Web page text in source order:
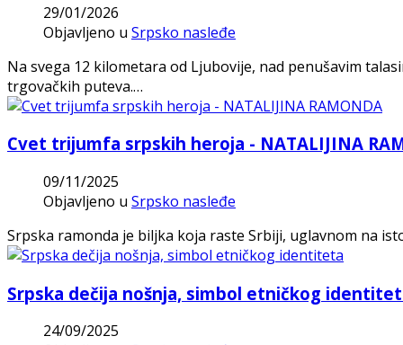
29/01/2026
Objavljeno u Srpsko nasleđe
Na svega 12 kilometara od Ljubovije, nad penušavim
trgovačkih puteva.…
Cvet trijumfa srpskih heroja - NATALIJINA
09/11/2025
Objavljeno u Srpsko nasleđe
Srpska ramonda je biljka koja raste Srbiji, uglavnom na
Srpska dečija nošnja, simbol etničkog
24/09/2025